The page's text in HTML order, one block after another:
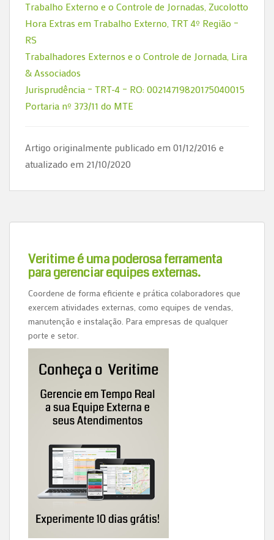
Trabalho Externo e o Controle de Jornadas, Zucolotto
Hora Extras em Trabalho Externo, TRT 4º Região –
RS
Trabalhadores Externos e o Controle de Jornada, Lira
& Associados
Jurisprudência – TRT-4 – RO: 00214719820175040015
Portaria nº 373/11 do MTE
Artigo originalmente publicado em 01/12/2016 e
atualizado em 21/10/2020
Veritime é uma poderosa ferramenta
para gerenciar equipes externas.
Coordene de forma eficiente e prática colaboradores que
exercem atividades externas, como equipes de vendas,
manutenção e instalação. Para empresas de qualquer
porte e setor.